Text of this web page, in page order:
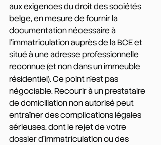
aux exigences du droit des sociétés
belge, en mesure de fournir la
documentation nécessaire à
l'immatriculation auprès de la BCE et
situé à une adresse professionnelle
reconnue (et non dans un immeuble
résidentiel). Ce point n'est pas
négociable. Recourir à un prestataire
de domiciliation non autorisé peut
entraîner des complications légales
sérieuses, dont le rejet de votre
dossier d'immatriculation ou des